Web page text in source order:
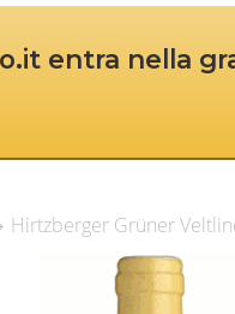
entra nella
Hirtzberger Grüner